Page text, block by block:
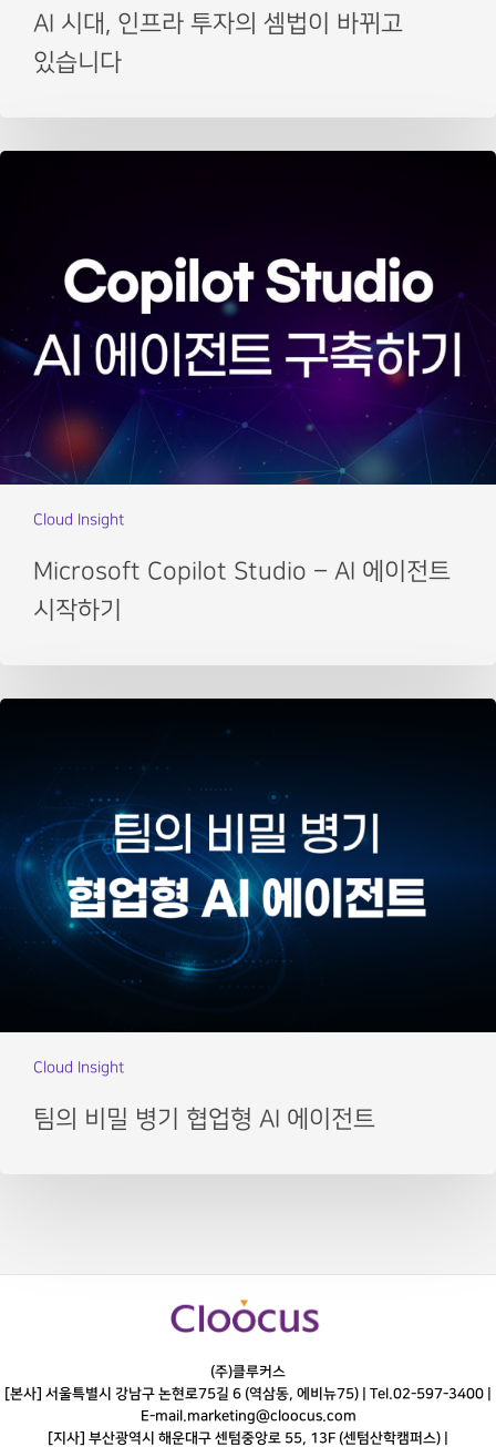
AI 시대, 인프라 투자의 셈법이 바뀌고
있습니다
Cloud Insight
Microsoft Copilot Studio – AI 에이전트
시작하기
Cloud Insight
팀의 비밀 병기 협업형 AI 에이전트
(주)클루커스
[본사] 서울특별시 강남구 논현로75길 6 (역삼동, 에비뉴75) | Tel.02-597-3400
E-mail.marketing@cloocus.com
[지사] 부산광역시 해운대구 센텀중앙로 55, 13F (센텀산학캠퍼스) |